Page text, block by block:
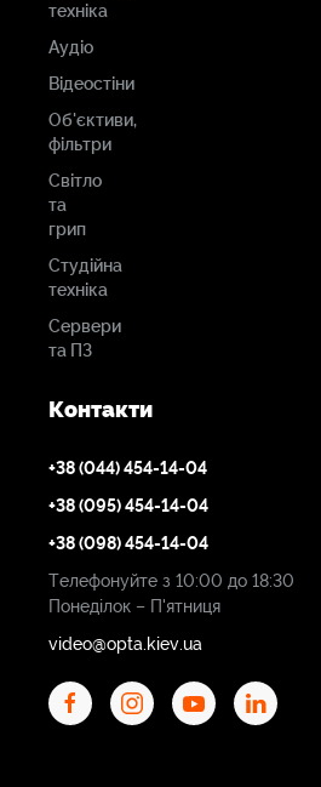
техніка
Аудіо
Відеостіни
Об'єктиви,
фільтри
Світло
та
грип
Студійна
техніка
Сервери
та ПЗ
Контакти
+38 (044) 454-14-04
+38 (095) 454-14-04
+38 (098) 454-14-04
Телефонуйте з 10:00 до 18:30
Понеділок – П'ятниця
video@opta.kiev.ua